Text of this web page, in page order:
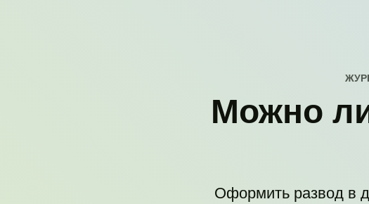
Можно
Оформить развод в